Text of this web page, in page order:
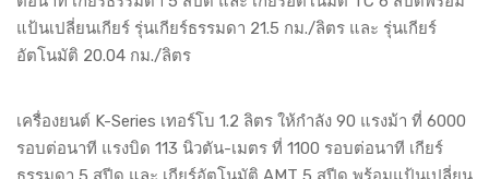
แป้นเปลี่ยนเกียร์ รุ่นเกียร์ธรรมดา 21.5 กม./ลิตร และ รุ่นเกียร์
อัตโนมัติ 20.04 กม./ลิตร
เครื่องยนต์ K-Series เทอร์โบ 1.2 ลิตร ให้กำลัง 90 แรงม้า ที่ 6000
รอบต่อนาที แรงบิด 113 นิวตัน-เมตร ที่ 1100 รอบต่อนาที เกียร์